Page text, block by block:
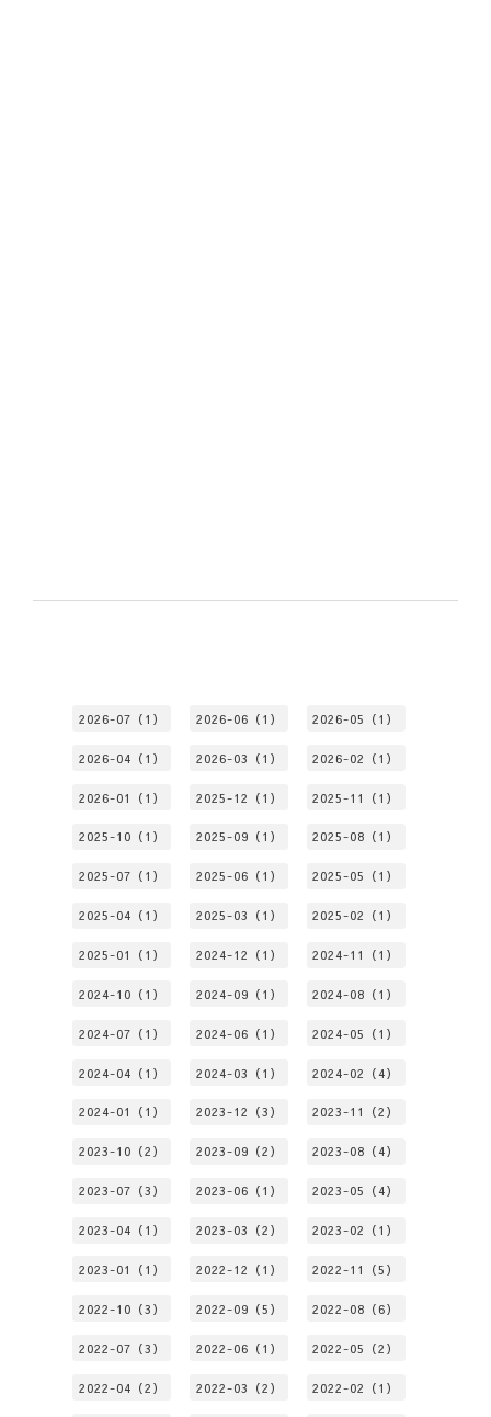
2026-07（1） 2026-06（1） 2026-05（1）
2026-04（1） 2026-03（1） 2026-02（1）
2026-01（1） 2025-12（1） 2025-11（1）
2025-10（1） 2025-09（1） 2025-08（1）
2025-07（1） 2025-06（1） 2025-05（1）
2025-04（1） 2025-03（1） 2025-02（1）
2025-01（1） 2024-12（1） 2024-11（1）
2024-10（1） 2024-09（1） 2024-08（1）
2024-07（1） 2024-06（1） 2024-05（1）
2024-04（1） 2024-03（1） 2024-02（4）
2024-01（1） 2023-12（3） 2023-11（2）
2023-10（2） 2023-09（2） 2023-08（4）
2023-07（3） 2023-06（1） 2023-05（4）
2023-04（1） 2023-03（2） 2023-02（1）
2023-01（1） 2022-12（1） 2022-11（5）
2022-10（3） 2022-09（5） 2022-08（6）
2022-07（3） 2022-06（1） 2022-05（2）
2022-04（2） 2022-03（2） 2022-02（1）